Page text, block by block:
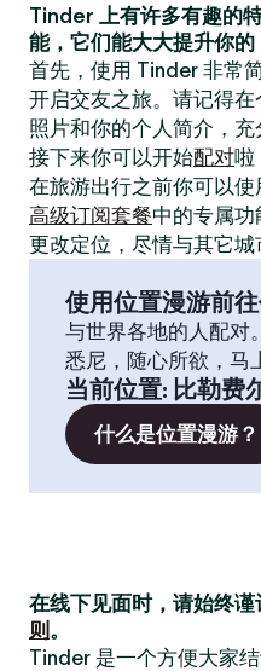
Tinder 上有许多有趣的
能，它们能大大提升你的
首先，使用 Tinder 非常
开启交友之旅。请记得在
照片和你的个人简介，充
接下来你可以开始配对啦
在旅游出行之前你可以使
高级订阅套餐中的专属
更改定位，尽情与其它城
使用位置漫游前
与世界各地的人配对
悉尼，随心所欲，马
当前位置: 比勒费
什么是位置漫游？
在线下见面时，请始终谨
则 。
Tinder 是一个方便大家